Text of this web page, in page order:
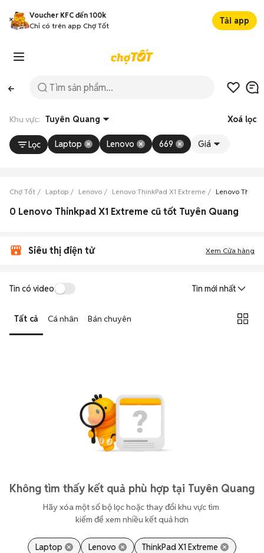
Voucher KFC đến 100k
Chỉ có trên app Chợ Tốt
Tải app
Khu vực: Tuyên Quang Xoá lọc
Lọc Laptop Lenovo 669 Giá
Chợ Tốt Laptop Lenovo Lenovo ThinkPad X1 Extreme Lenovo
0 Lenovo Thinkpad X1 Extreme cũ tốt Tuyên Quang
Siêu thị điện tử Xem Cửa hàng
Tin có video Tin mới nhất
Tất cả Cá nhân Bán chuyên
Không tìm thấy kết quả phù hợp tại Tuyên Quang
Hãy xóa một số bộ lọc hoặc thay đổi khu vực tìm
kiếm để xem nhiều kết quả hơn
Laptop Lenovo ThinkPad X1 Extreme